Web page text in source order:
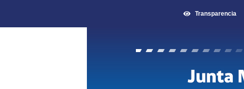
Transparencia